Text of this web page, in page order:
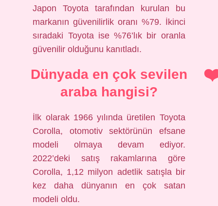
Japon Toyota tarafından kurulan bu
markanın güvenilirlik oranı %79. İkinci
sıradaki Toyota ise %76’lık bir oranla
güvenilir olduğunu kanıtladı.
Dünyada en çok sevilen
araba hangisi?
İlk olarak 1966 yılında üretilen Toyota
Corolla, otomotiv sektörünün efsane
modeli olmaya devam ediyor.
2022’deki satış rakamlarına göre
Corolla, 1,12 milyon adetlik satışla bir
kez daha dünyanın en çok satan
modeli oldu.